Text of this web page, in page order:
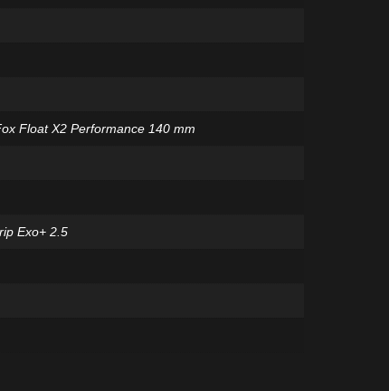
Float X2 Performance 140 mm
Exo+ 2.5